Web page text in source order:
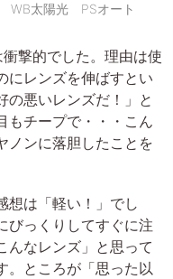
太陽光 PSオート
撃的でした。理由は使
にレンズを伸ばすとい
の悪いレンズだ！」と
もチープで・・・こん
ノンに落胆したことを
想は「軽い！」でし
びっくりしてすぐに注
んなレンズ」と思って
。ところが「思った以